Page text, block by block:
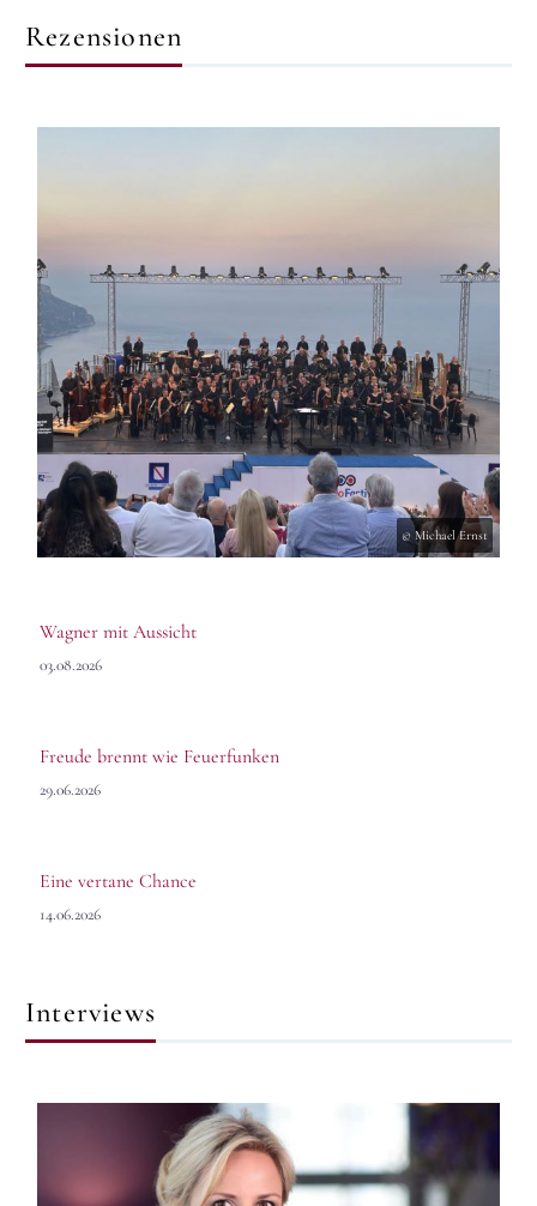
Rezensionen
© Michael Ernst
Wagner mit Aussicht
03.08.2026
Freude brennt wie Feuerfunken
29.06.2026
Eine vertane Chance
14.06.2026
Interviews